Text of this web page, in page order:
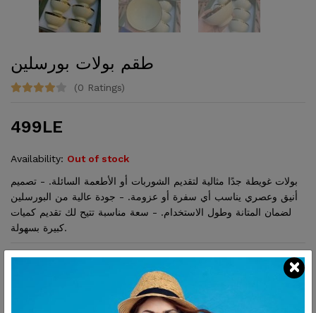
طقم بولات بورسلين
(0 Ratings)
499LE
Availability: Out of stock
بولات غويطة جدًا مثالية لتقديم الشوربات أو الأطعمة السائلة. - تصميم
أنيق وعصري يناسب أي سفرة أو عزومة. - جودة عالية من البورسلين
لضمان المتانة وطول الاستخدام. - سعة مناسبة تتيح لك تقديم كميات
كبيرة بسهولة.